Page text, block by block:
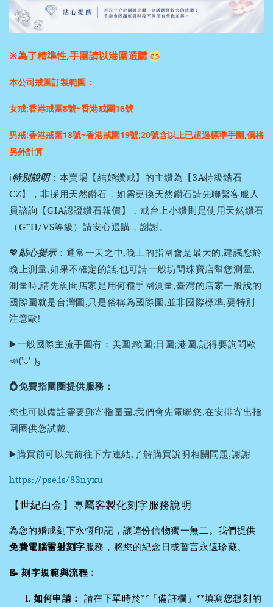
※為了精準性,手圍請以港圍選購
本公司戒圍訂製範圍：
女戒:香港戒圍8號~香港戒圍16號
男戒:香港戒圍18號~香港戒圍19號;20號含以上已超過標準手圍,價格
另外計算
ℹ️特別說明：本賣場【結婚鑽戒】的主鑽為【3A特級鋯石
CZ】，非採用天然鑽石，如需更換天然鑽石請先聯繫客服人
員諮詢【GIA認證鑽石報價】，戒台上小鑽則是使用天然鑽石
（G~H/VS等級）請安心選購，謝謝。
💖貼心提示：通常一天之中,晚上的指圍會是最大的,建議您於
晚上測量,如果不確定的話,也可請一般坊間珠寶店幫您測量,
測量時,請先詢問店家是用何種手圍測量,臺灣的店家一般說的
國際圍就是台灣圍,只是俗稱為國際圍,並非國際標準,要特別
注意歐!
▶️一般國際主流手圍有：美圍;歐圍;日圍;港圍,記得要詢問歐
📣('ᴗ' )و
💍免費指圍圈提供服務：
您也可以備註需要郵寄指圍圈,我們會先電聯您,在安排寄出指
圍圈供您試戴。
▶️購買前可以先前往下方連結,了解購買說明相關問題,謝謝
https://pse.is/83nyxu
【世紀白金】專屬客製化刻字服務說明
為您的婚戒刻下永恆印記，讓這份信物獨一無二。我們提供
免費電腦雷射刻字服務，將您的紀念日或誓言永遠珍藏。
📝 刻字規範與流程：
如何申請： 請在下單時於**「備註欄」**填寫您想刻的